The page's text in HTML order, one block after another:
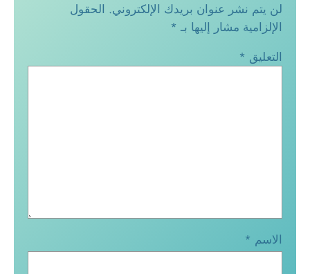
لن يتم نشر عنوان بريدك الإلكتروني. الحقول
الإلزامية مشار إليها بـ *
التعليق *
الاسم *